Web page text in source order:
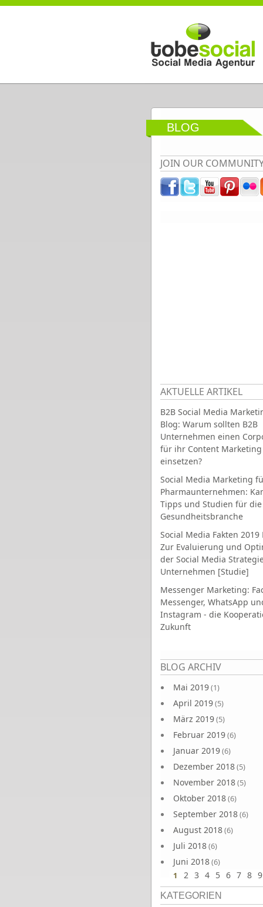
Direkt zum Inhalt
BLOG
JOIN OUR
AKTUELLE ARTIKEL
B2B Social Media
Blog: Warum sollten B2B
Unternehmen einen
für ihr Content Marketing
einsetzen?
Social Media Marketing
Pharmaunternehmen:
Tipps und Studien für die
Gesundheitsbranche
Social Media Fakten 2019
Zur Evaluierung und
der Social Media
Unternehmen [Studie]
Messenger Marketing:
Messenger, WhatsApp
Instagram - die
Zukunft
BLOG ARCHIV
Mai 2019(1)
April 2019(5)
März 2019(5)
Februar 2019(6)
Januar 2019(6)
Dezember 2018(5)
November 2018(5)
Oktober 2018(6)
September 2018(6)
August 2018(6)
Juli 2018(6)
Juni 2018(6)
Seiten
1 2 3 4 5 6 7 8 9
KATEGORIEN